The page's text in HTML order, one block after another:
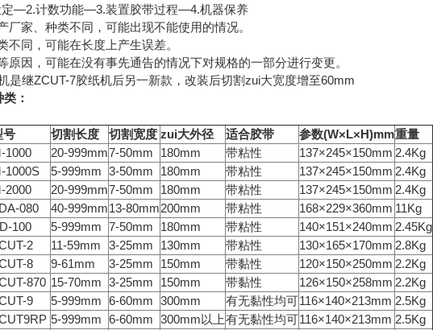
定—2.计数功能—3.装置胶带过程—4.机器保养
厂家、种类不同，可能出现不能使用的情况。
不同，可能在长度上产生误差。
原因，可能在没有事先通告的情况下对规格的一部分进行变更。
是继ZCUT-7胶纸机后另一新款，改装后切割zui大宽度增至60mm
：
号 切割长度 切割宽度 zui大外径 适合胶带 参数(W×L×H)mm重量
1000 20-999mm7-50mm 180mm 带粘性 137×245×150mm 2.4Kg
1000S 5-999mm 3-50mm 180mm 带粘性 137×245×150mm 2.4Kg
2000 20-999mm7-50mm 180mm 带粘性 137×245×150mm 2.4Kg
080 40-999mm13-80mm200mm 带粘性 168×229×360mm 11Kg
100 5-999mm 7-50mm 180mm 带粘性 140×151×240mm 2.45Kg
2 11-59mm 3-25mm 130mm 带粘性 130×165×170mm 2.8Kg
8 9-61mm 3-25mm 150mm 带黏性 120×150×250mm 2.2Kg
870 15-70mm 3-25mm 150mm 带黏性 126×150×258mm 2.2Kg
9 5-999mm 6-60mm 300mm 有无黏性均可116×140×213mm 2.5Kg
5-999mm 6-60mm 300mm以上有无黏性均可116×140×213mm 2.5Kg